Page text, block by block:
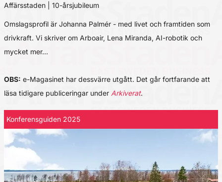
Affärsstaden | 10-årsjubileum
Omslagsprofil är Johanna Palmér - med livet och framtiden som
drivkraft. Vi skriver om Arboair, Lena Miranda, AI-robotik och
mycket mer…
OBS: e-Magasinet har dessvärre utgått. Det går fortfarande att
läsa tidigare publiceringar under Arkiverat.
Konferensguiden 2025